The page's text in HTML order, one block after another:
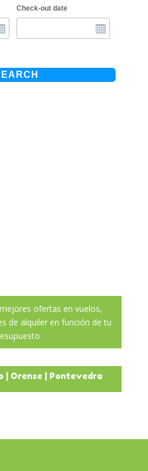
Check-out date
ofertas en vuelos,
de alquiler en función de tu
| Orense| Pontevedra